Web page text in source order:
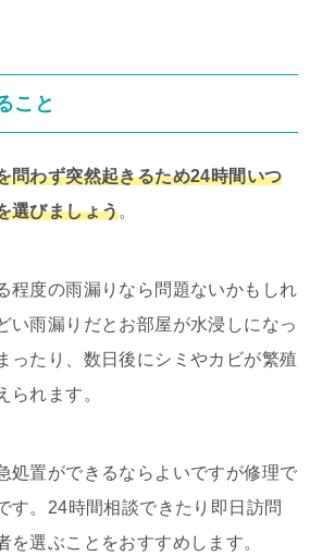
こと
問わず突然起きるため24時間いつ
選びましょう。
程度の雨漏りなら問題ないかもしれ
い雨漏りだとお部屋が水浸しになっ
ったり、数日後にシミやカビが繁殖
られます。
処置ができるならよいですが修理で
す。24時間相談できたり即日訪問
を選ぶことをおすすめします。